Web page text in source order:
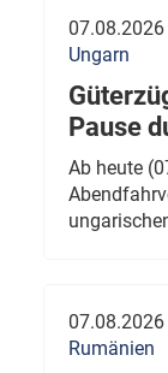
07.08.2026
Ungarn
Pause
Ab heute
07.08.2026
Rumänien